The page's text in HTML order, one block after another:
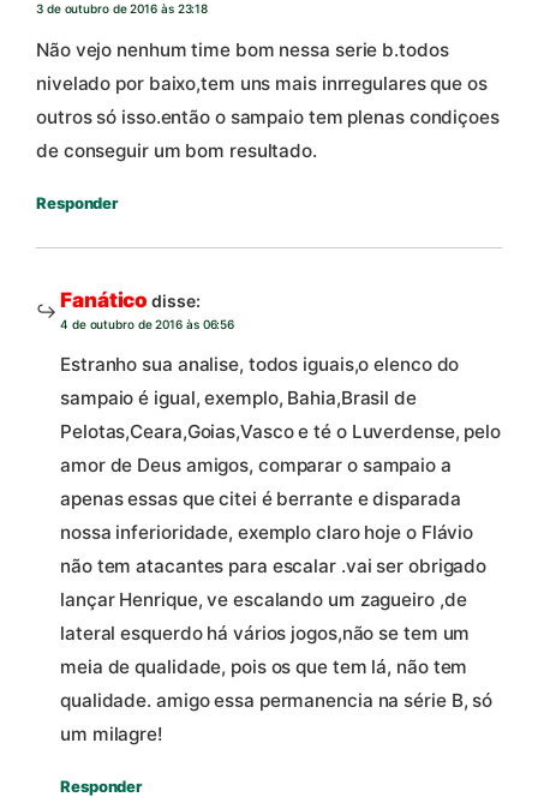
3 de outubro de 2016 às 23:18
Não vejo nenhum time bom nessa serie b.todos
nivelado por baixo,tem uns mais inrregulares que os
outros só isso.então o sampaio tem plenas condiçoes
de conseguir um bom resultado.
Responder
Fanático disse:
4 de outubro de 2016 às 06:56
Estranho sua analise, todos iguais,o elenco do
sampaio é igual, exemplo, Bahia,Brasil de
Pelotas,Ceara,Goias,Vasco e té o Luverdense, pelo
amor de Deus amigos, comparar o sampaio a
apenas essas que citei é berrante e disparada
nossa inferioridade, exemplo claro hoje o Flávio
não tem atacantes para escalar .vai ser obrigado
lançar Henrique, ve escalando um zagueiro ,de
lateral esquerdo há vários jogos,não se tem um
meia de qualidade, pois os que tem lá, não tem
qualidade. amigo essa permanencia na série B, só
um milagre!
Responder